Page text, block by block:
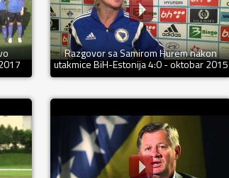
Razgovor sa Samirom Hurem nakon
utakmice BiH-Estonija 4:0 - oktobar 2015